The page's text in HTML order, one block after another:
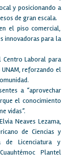
y posicionando a
de gran escala.
el piso comercial,
innovadoras para la
Laboral para
UNAM, reforzando el
a “aprovechar
el conocimiento
vidas”.
Neaves Lezama,
de Ciencias y
de Licenciatura y
Plantel